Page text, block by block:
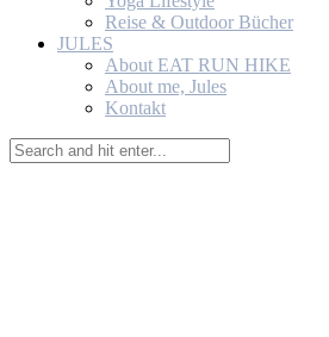
Reise & Outdoor Bücher
JULES
About EAT RUN HIKE
About me, Jules
Kontakt